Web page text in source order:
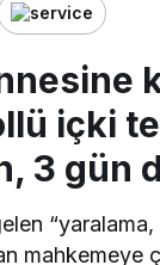
içki
3 gün
mahkemeye